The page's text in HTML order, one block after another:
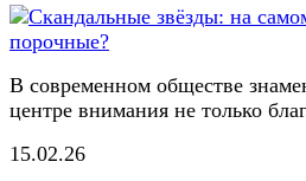
В современном обществе
центре внимания не только
15.02.26